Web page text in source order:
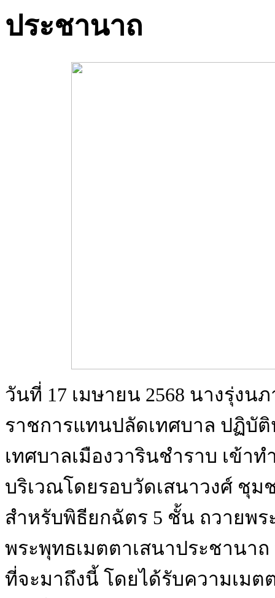
ประชานาถ
วันที่ 17 เมษายน 2568 นางรุ่ง
ราชการแทนปลัดเทศบาล ปฏิบั
เทศบาลเมืองวารินชำราบ เข้
บริเวณโดยรอบวัดเสนาวงศ์ ชุม
สำหรับพิธียกฉัตร 5 ชั้น ถวายพ
พระพุทธเมตตาเสนาประชานาถ
ที่จะมาถึงนี้ โดยได้รับความเม